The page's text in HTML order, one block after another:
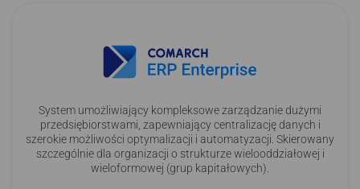
System umożliwiający kompleksowe zarządzanie dużymi
przedsiębiorstwami, zapewniający centralizację danych i
szerokie możliwości optymalizacji i automatyzacji. Skierowany
szczególnie dla organizacji o strukturze wielooddziałowej i
wieloformowej (grup kapitałowych).